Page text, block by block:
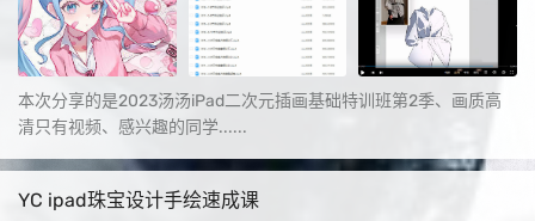
本次分享的是2023汤汤iPad二次元插画基础特训班第2季、画质高
清只有视频、感兴趣的同学......
YC ipad珠宝设计手绘速成课